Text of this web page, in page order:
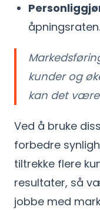
åpningsraten.
kunder og
kan det være
Ved å bruke
forbedre
tiltrekke flere
resultater, så
jobbe med